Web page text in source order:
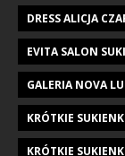
DRESS ALICJA
EVITA SALON
GALERIA NOVA
KRÓTKIE
KRÓTKIE